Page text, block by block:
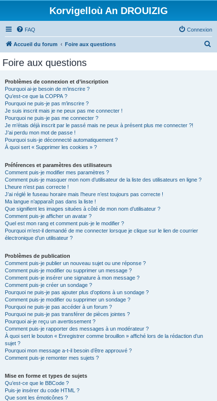
Korvigelloù An DROUIZIG
FAQ Connexion
Accueil du forum Foire aux questions
Foire aux questions
Problèmes de connexion et d’inscription
Pourquoi ai-je besoin de m’inscrire ?
Qu’est-ce que la COPPA ?
Pourquoi ne puis-je pas m’inscrire ?
Je suis inscrit mais je ne peux pas me connecter !
Pourquoi ne puis-je pas me connecter ?
Je m’étais déjà inscrit par le passé mais ne peux à présent plus me connecter ?!
J’ai perdu mon mot de passe !
Pourquoi suis-je déconnecté automatiquement ?
À quoi sert « Supprimer les cookies » ?
Préférences et paramètres des utilisateurs
Comment puis-je modifier mes paramètres ?
Comment puis-je masquer mon nom d’utilisateur de la liste des utilisateurs en ligne ?
L’heure n’est pas correcte !
J’ai réglé le fuseau horaire mais l’heure n’est toujours pas correcte !
Ma langue n’apparaît pas dans la liste !
Que signifient les images situées à côté de mon nom d’utilisateur ?
Comment puis-je afficher un avatar ?
Quel est mon rang et comment puis-je le modifier ?
Pourquoi m’est-il demandé de me connecter lorsque je clique sur le lien de courrier
électronique d’un utilisateur ?
Problèmes de publication
Comment puis-je publier un nouveau sujet ou une réponse ?
Comment puis-je modifier ou supprimer un message ?
Comment puis-je insérer une signature à mon message ?
Comment puis-je créer un sondage ?
Pourquoi ne puis-je pas ajouter plus d’options à un sondage ?
Comment puis-je modifier ou supprimer un sondage ?
Pourquoi ne puis-je pas accéder à un forum ?
Pourquoi ne puis-je pas transférer de pièces jointes ?
Pourquoi ai-je reçu un avertissement ?
Comment puis-je rapporter des messages à un modérateur ?
À quoi sert le bouton « Enregistrer comme brouillon » affiché lors de la rédaction d’un
sujet ?
Pourquoi mon message a-t-il besoin d’être approuvé ?
Comment puis-je remonter mes sujets ?
Mise en forme et types de sujets
Qu’est-ce que le BBCode ?
Puis-je insérer du code HTML ?
Que sont les émoticônes ?